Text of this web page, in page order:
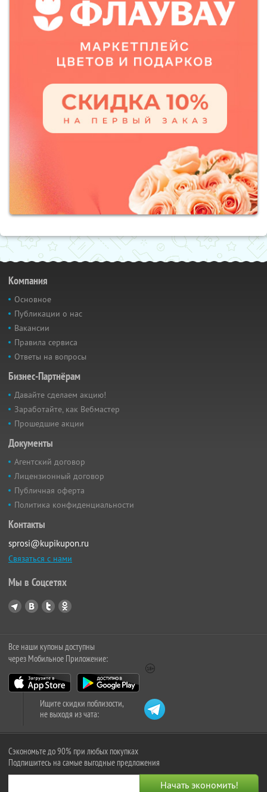
Компания
Основное
Публикации о нас
Вакансии
Правила сервиса
Ответы на вопросы
Бизнес-Партнёрам
Давайте сделаем акцию!
Заработайте, как Вебмастер
Прошедшие акции
Документы
Агентский договор
Лицензионный договор
Публичная оферта
Политика конфиденциальности
Контакты
sprosi@kupikupon.ru
Связаться с нами
Мы в Соцсетях
Все наши купоны доступны
через Мобильное Приложение:
Ищите скидки поблизости,
не выходя из чата:
Сэкономьте до 90% при любых покупках
Подпишитесь на самые выгодные предложения